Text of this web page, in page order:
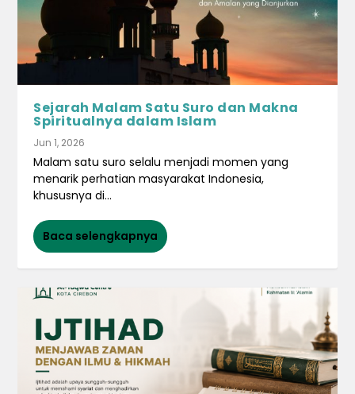
Sejarah Malam Satu Suro dan Makna
Spiritualnya dalam Islam
Jun 1, 2026
Malam satu suro selalu menjadi momen yang
menarik perhatian masyarakat Indonesia,
khususnya di...
Baca selengkapnya